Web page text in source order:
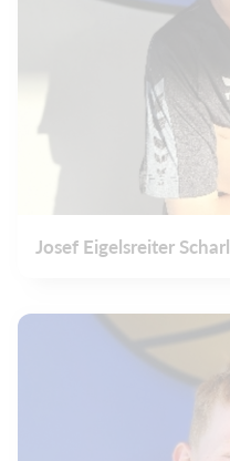
Josef Eigelsreiter Scharl